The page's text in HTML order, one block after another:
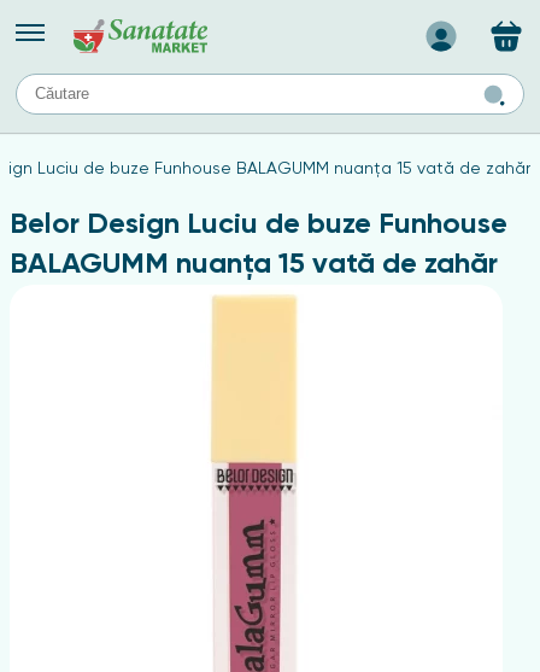
Назад
TIPURI DE TEN
Produse pentru ten mixt
Ten problematic
Produse pentru ten gras
articulațiilor
Luciu de buze Funhouse BALAGUMM nuanța 15 vată de zahăr
Belor Design Luciu de buze Funhouse
BALAGUMM nuanța 15 vată de zahăr